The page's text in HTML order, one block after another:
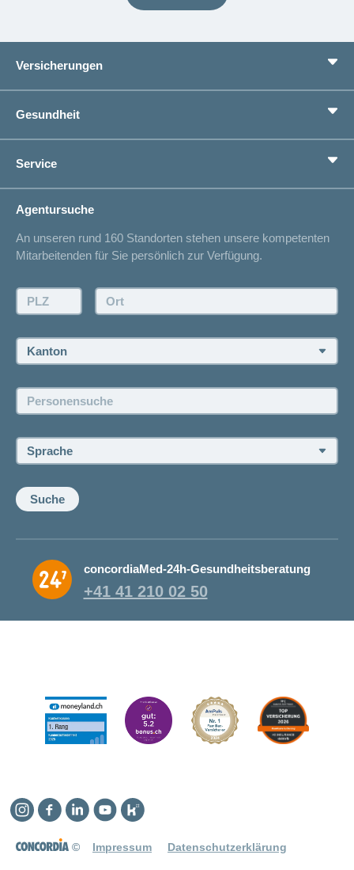
Versicherungen
Zusatzversicherungen
Vorsorge
Ich suche eine Versicherung für
Lebenssituation
Sparen bei der Versicherung
Gesundheit
Gesundheitskompass
concordiaMed
Service
Spitalliste
Unfallmeldung
Offertanfrage
Rückruf anfordern
Offene Stellen
Agentursuche
An unseren rund 160 Standorten stehen unsere kompetenten
Mitarbeitenden für Sie persönlich zur Verfügung.
PLZ: Ort:
Kanton:
Personensuche:
Sprache:
Suche
concordiaMed-24h-Gesundheitsberatung
+41 41 210 02 50
© Impressum Datenschutzerklärung
Instagram
Facebook
LinkedinYouTube
Kununu